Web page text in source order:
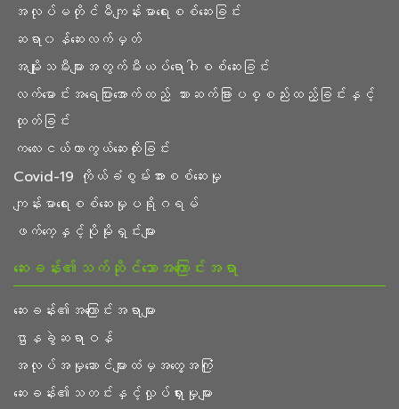
အလုပ်မတိုင်မီကျန်းမာရေးစစ်ဆေးခြင်း
ဆရာ၀န်ဆေးလက်မှတ်
အမျိုးသမီးများအတွက်မီးယပ်ရောဂါစစ်ဆေးခြင်း
လက်မောင်းအရေပြားအောက်ထည့် သား‌ဆက်ခြားပစ္စည်းထည့်ခြင်းနှင့်
ထုတ်ခြင်း
ကလေးငယ်ကာကွယ်ဆေးထိုးခြင်း
Covid-19 ကိုယ်ခံစွမ်းအားစစ်ဆေးမှု
ကျန်းမာရေးစစ်ဆေးမှုပရိုဂရမ်
ဖက်ကေ့နှင့်ပိုမိုးရှင်းများ
ဆေးခန်း၏သက်ဆိုင်သောအကြောင်းအရာ
ဆေးခန်း၏အကြောင်းအရာများ
ဌာနခွဲဆရာဝန်
အလုပ်အမှုဆောင်များထံမှအတွေ့အကြုံ
ဆေးခန်း၏သတင်းနှင့်လှုပ်ရှားမှုများ